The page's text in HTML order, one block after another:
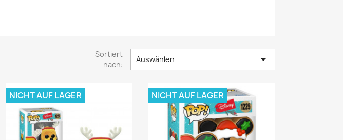
Sortiert
nach:
Auswählen 
NICHT AUF LAGER NICHT AUF LAGER